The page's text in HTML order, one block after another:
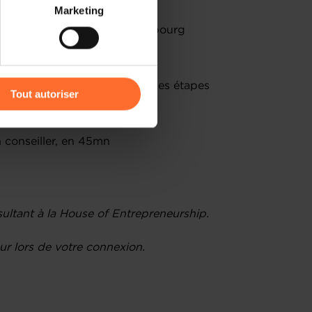
sur les réseaux
être affectées en
protection des données
Marketing
Tout autoriser
entrepreneurs au Luxembourg
d’établissement et les étapes
conseiller, en 45mn
à la House of Entrepreneurship.
lors de votre connexion.